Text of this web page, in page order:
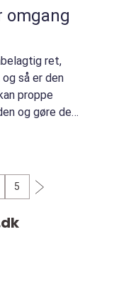
omgang
ret,
så er den
proppe
og gøre den
5
dk